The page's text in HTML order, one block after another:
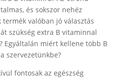
és sokszor nehéz
valóban jó választás
szükség extra B vitaminnal
Egyáltalán miért kellene több B
szervezetünkbe?
fontosak az egészség